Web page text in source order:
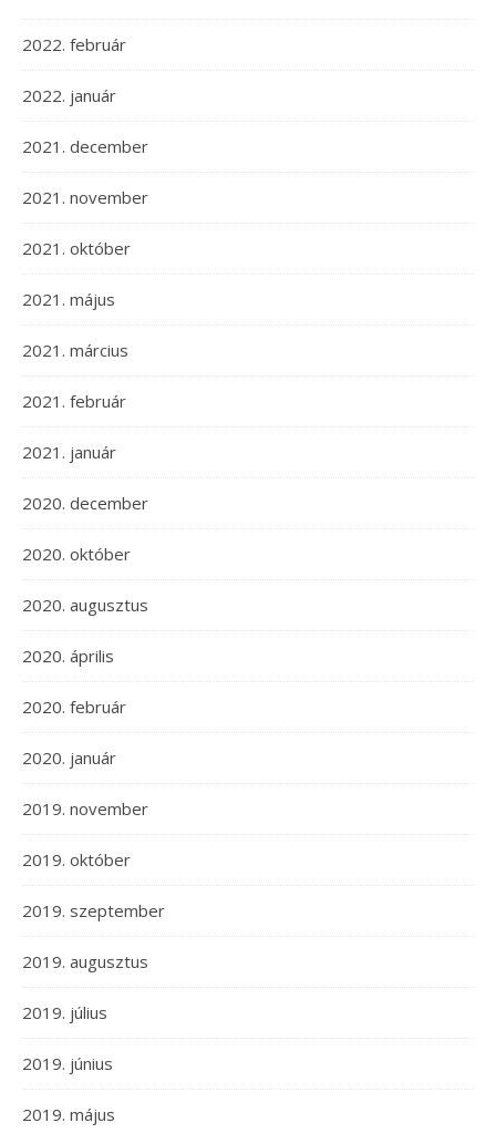
2022. február
2022. január
2021. december
2021. november
2021. október
2021. május
2021. március
2021. február
2021. január
2020. december
2020. október
2020. augusztus
2020. április
2020. február
2020. január
2019. november
2019. október
2019. szeptember
2019. augusztus
2019. július
2019. június
2019. május